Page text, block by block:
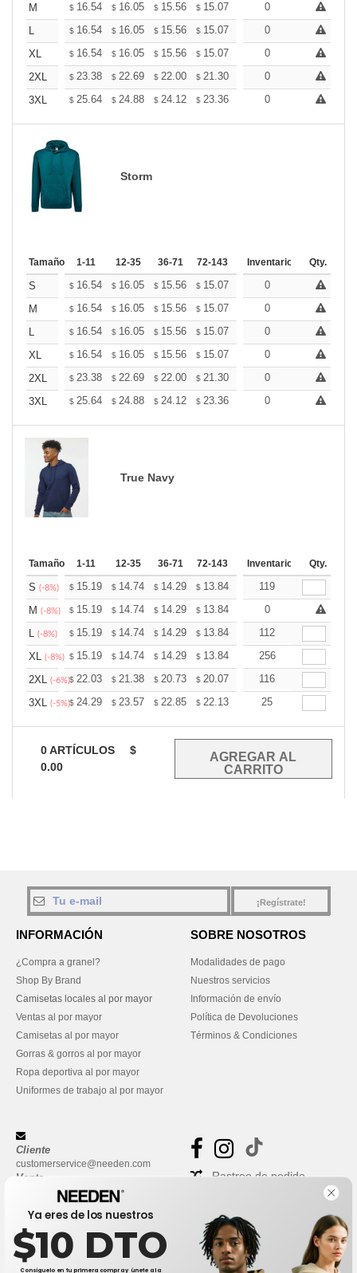
M
$ 16.54 $ 16.05 $ 15.56 $ 15.07 14.58
0
L
$ 16.54 $ 16.05 $ 15.56 $ 15.07 14.58
0
XL
$ 16.54 $ 16.05 $ 15.56 $ 15.07 14.58
0
2XL
$ 23.38 $ 22.69 $ 22.00 $ 21.30 20.61
0
3XL
$ 25.64 $ 24.88 $ 24.12 $ 23.36 22.60
0
Storm
Tamaño 1-11 12-35 36-71 72-143 144-287 288 +
Inventario Qty.
S $ 16.54 $ 16.05 $ 15.56 $ 15.07 14.58
0
M
$ 16.54 $ 16.05 $ 15.56 $ 15.07 14.58
0
L
$ 16.54 $ 16.05 $ 15.56 $ 15.07 14.58
0
XL
$ 16.54 $ 16.05 $ 15.56 $ 15.07 14.58
0
2XL
$ 23.38 $ 22.69 $ 22.00 $ 21.30 20.61
0
3XL
$ 25.64 $ 24.88 $ 24.12 $ 23.36 22.60
0
True Navy
Tamaño 1-11 12-35 36-71 72-143 144-287 288 +
Inventario Qty.
S (-8%) $ 15.19 $ 14.74 $ 14.29 $ 13.84 13.39
119
M (-8%) $ 15.19 $ 14.74 $ 14.29 $ 13.84 13.39
0
L (-8%) $ 15.19 $ 14.74 $ 14.29 $ 13.84 13.39
112
XL (-8%) $ 15.19 $ 14.74 $ 14.29 $ 13.84 13.39
256
2XL (-6%)$ 22.03 $ 21.38 $ 20.73 $ 20.07 19.42
116
3XL (-5%)$ 24.29 $ 23.57 $ 22.85 $ 22.13 21.41
25
0ARTÍCULOS
$
0.00
¡Regístrate!
INFORMACIÓN
¿Compra a granel?
Shop By Brand
Camisetas locales al por mayor
Ventas al por mayor
Camisetas al por mayor
Gorras & gorros al por mayor
Ropa deportiva al por mayor
Uniformes de trabajo al por mayor
SOBRE NOSOTROS
Modalidades de pago
Nuestros servicios
Información de envío
Política de Devoluciones
Términos & Condiciones
Cliente
customerservice@needen.com
Venta
sales@needen.com
Rastreo de pedido
Ya eres de los nuestros
$10 DTO
Consíguelo en tu primera compra y únete a la